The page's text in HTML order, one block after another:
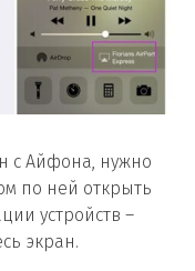
с Айфона, нужно
по ней открыть
устройств –
экран.